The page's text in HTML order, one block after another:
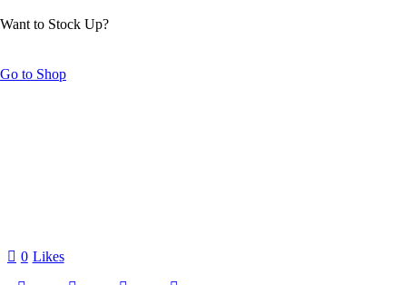
Want to Stock Up?
Go to Shop
0 Likes